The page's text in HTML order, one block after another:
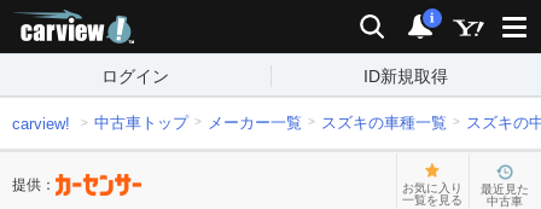
検索 通知
i
ログイン ID新規取得
carview! 中古車トップ メーカー一覧 スズキの車種一覧 スズキの
提供：
お気に入り
一覧を見る
最近見た
中古車